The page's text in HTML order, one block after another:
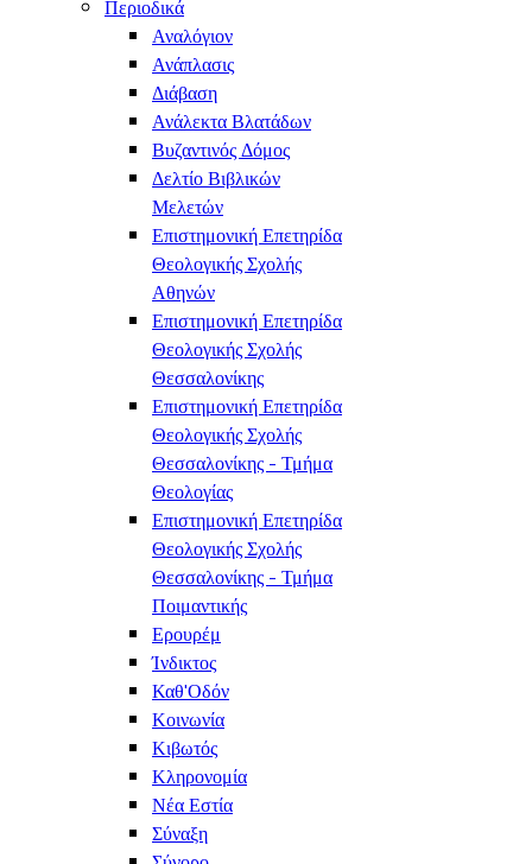
Περιοδικά
Αναλόγιον
Ανάπλασις
Διάβαση
Ανάλεκτα Βλατάδων
Βυζαντινός Δόμος
Δελτίο Βιβλικών
Μελετών
Επιστημονική Επετηρίδα
Θεολογικής Σχολής
Αθηνών
Επιστημονική Επετηρίδα
Θεολογικής Σχολής
Θεσσαλονίκης
Επιστημονική Επετηρίδα
Θεολογικής Σχολής
Θεσσαλονίκης - Τμήμα
Θεολογίας
Επιστημονική Επετηρίδα
Θεολογικής Σχολής
Θεσσαλονίκης - Τμήμα
Ποιμαντικής
Ερουρέμ
Ίνδικτος
Καθ'Οδόν
Κοινωνία
Κιβωτός
Κληρονομία
Νέα Εστία
Σύναξη